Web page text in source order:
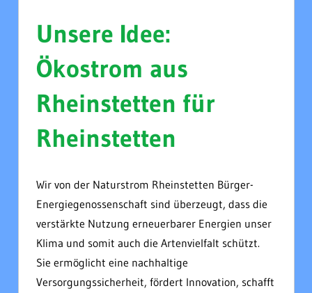
Unsere Idee:
Ökostrom aus
Rheinstetten für
Rheinstetten
Wir von der Naturstrom Rheinstetten Bürger-
Energiegenossenschaft sind überzeugt, dass die
verstärkte Nutzung erneuerbarer Energien unser
Klima und somit auch die Artenvielfalt schützt.
Sie ermöglicht eine nachhaltige
Versorgungssicherheit, fördert Innovation, schafft